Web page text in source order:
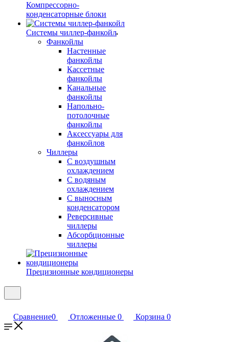
Компрессорно-
конденсаторные блоки
Системы чиллер-фанкойл
Фанкойлы
Настенные
фанкойлы
Кассетные
фанкойлы
Канальные
фанкойлы
Напольно-
потолочные
фанкойлы
Аксессуары для
фанкойлов
Чиллеры
С воздушным
охлаждением
С водяным
охлаждением
С выносным
конденсатором
Реверсивные
чиллеры
Абсорбционные
чиллеры
Прецизионные кондиционеры
Сравнение0 Отложенные 0 Корзина 0